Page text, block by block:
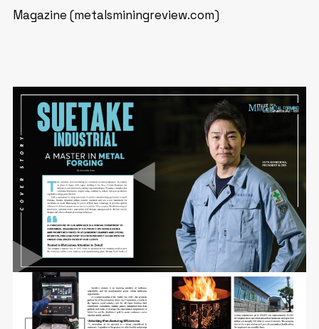
Magazine (metalsminingreview.com)